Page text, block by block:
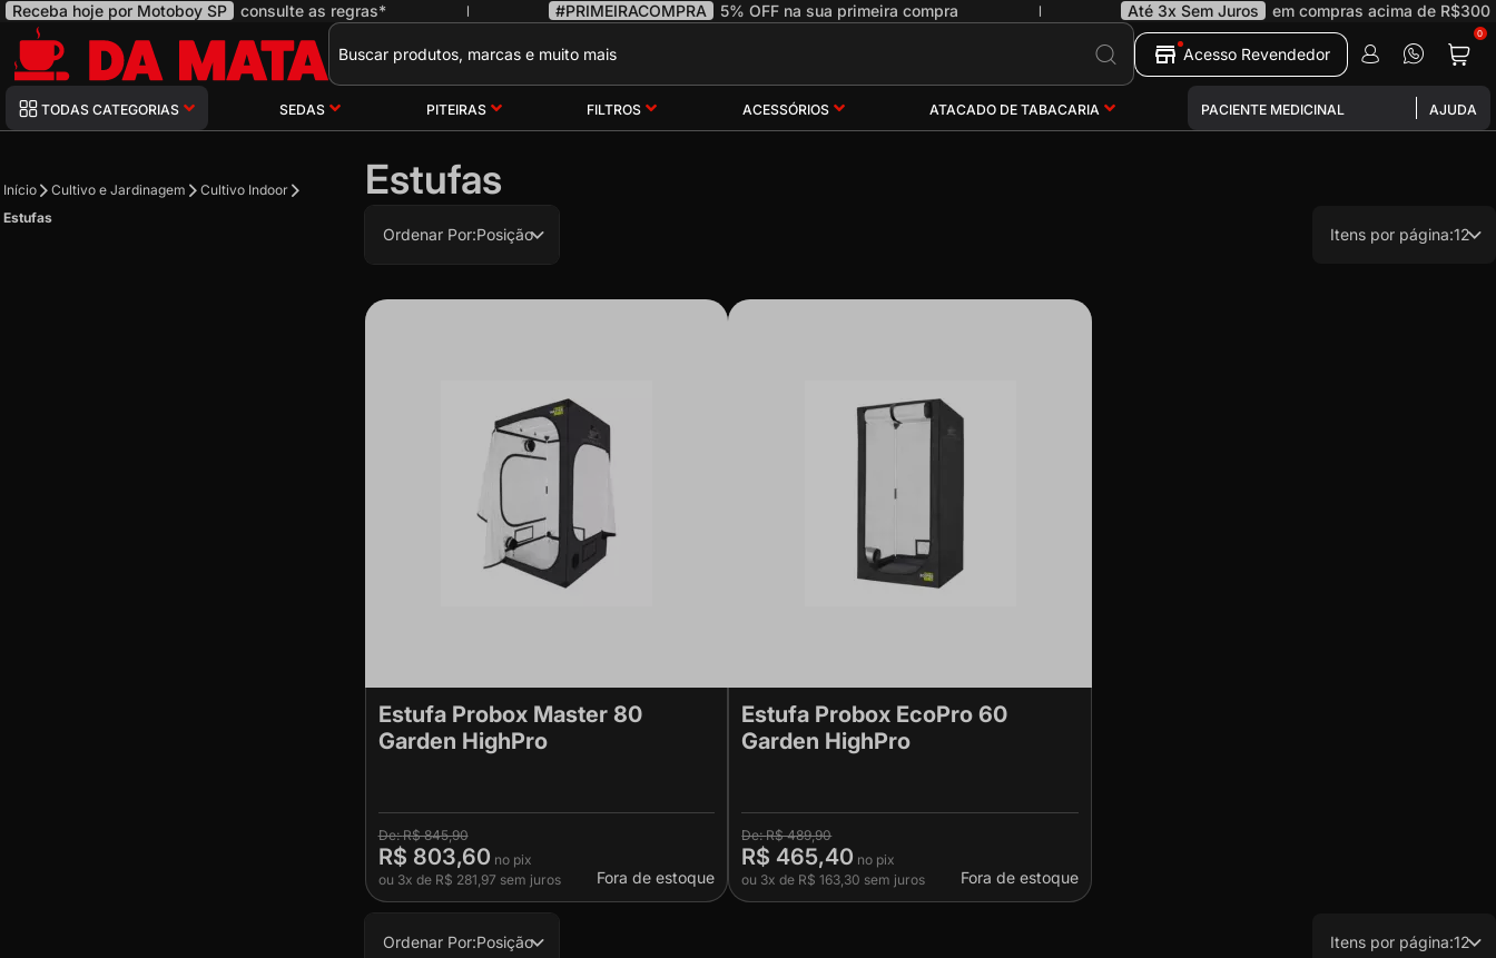
Receba hoje por Motoboy SP consulte as regras* #PRIMEIRACOMPRA 5% OFF na sua primeira compra Até 3x Sem Juros em compras acima de R$300
Pesquisa
PesquisaAcesso Revendedor
0
TODAS CATEGORIAS SEDAS PITEIRAS FILTROS ACESSÓRIOS ATACADO DE TABACARIA PACIENTE MEDICINAL AJUDA
Estufas
Ordenar Por:Posição Itens por página:12
Estufa Probox Master 80
Garden HighPro
R$ 845,90
R$ 803,60
ou 3x de R$ 281,97 sem juros Fora de estoque
Estufa Probox EcoPro 60
Garden HighPro
R$ 489,90
R$ 465,40
ou 3x de R$ 163,30 sem juros Fora de estoque
Ordenar Por:Posição Itens por página:12
Início Cultivo e Jardinagem
Cultivo Indoor
Estufas